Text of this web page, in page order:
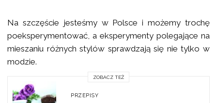
Na szczęście jesteśmy w Polsce i możemy trochę
poeksperymentować, a eksperymenty polegające na
mieszaniu różnych stylów sprawdzają się nie tylko w
modzie.
ZOBACZ TEŻ
PRZEPISY